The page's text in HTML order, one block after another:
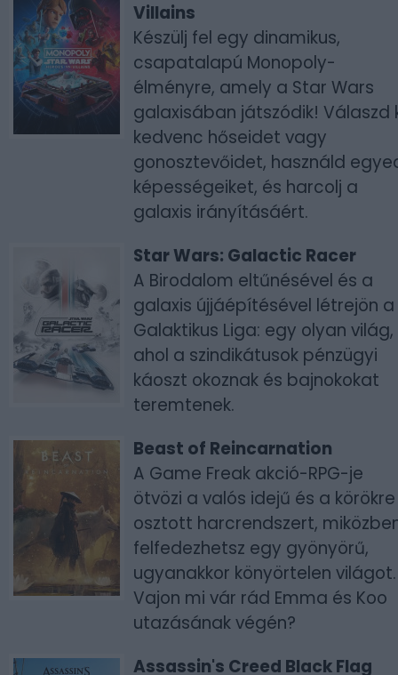
Villains
Készülj fel egy dinamikus,
csapatalapú Monopoly-
élményre, amely a Star Wars
galaxisában játszódik! Válaszd
kedvenc hőseidet vagy
gonosztevőidet, használd
képességeiket, és harcolj a
galaxis irányításáért.
Star Wars: Galactic Racer
A Birodalom eltűnésével és a
galaxis újjáépítésével létrejön a
Galaktikus Liga: egy olyan világ,
ahol a szindikátusok pénzügyi
káoszt okoznak és bajnokokat
teremtenek.
Beast of Reincarnation
A Game Freak akció-RPG-je
ötvözi a valós idejű és a körökre
osztott harcrendszert,
felfedezhetsz egy gyönyörű,
ugyanakkor könyörtelen világot.
Vajon mi vár rád Emma és Koo
utazásának végén?
Assassin's Creed Black Flag